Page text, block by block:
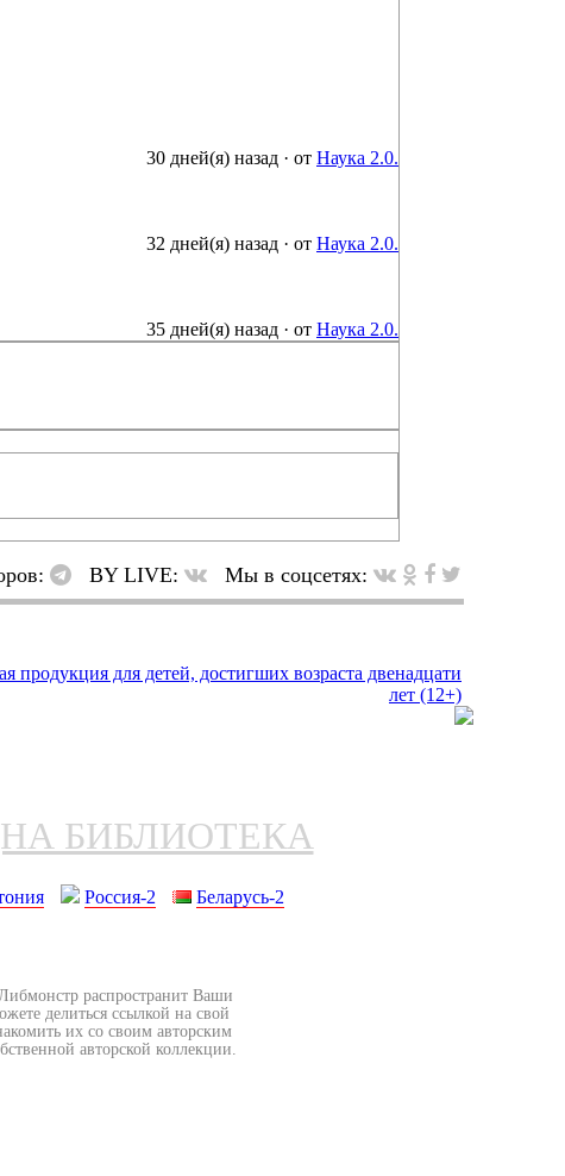
30 дней(я) назад · от Наука 2.0.
32 дней(я) назад · от Наука 2.0.
35 дней(я) назад · от Наука 2.0.
BY LIVE: Мы в соцсетях:
БИБЛИОТЕКА
Россия-2
Беларусь-2
распространит Ваши
делиться ссылкой на свой
их со своим авторским
авторской коллекции.